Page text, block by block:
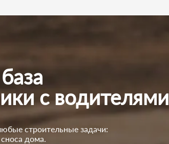
с водителями
строительные задачи:
дома.